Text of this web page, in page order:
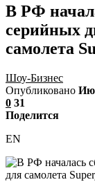
В РФ
серийных
самолета
Шоу-Бизнес
Опубликовано
0 31
Поделится
EN